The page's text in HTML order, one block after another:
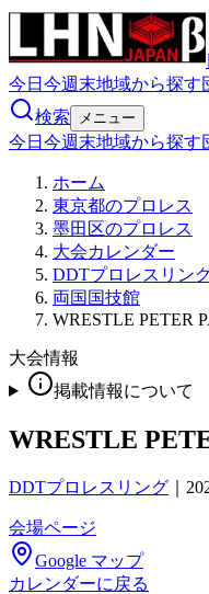
今日 今週末地域から探す
検索
メニュー
今日 今週末地域から探す
ホーム
東京都のプロレス
墨田区のプロレス
大会カレンダー
DDTプロレスリン
両国国技館
WRESTLE PETER
大会情報
掲載情報について
WRESTLE
DDTプロレスリング
会場ページ
Google マップ
カレンダーに戻る